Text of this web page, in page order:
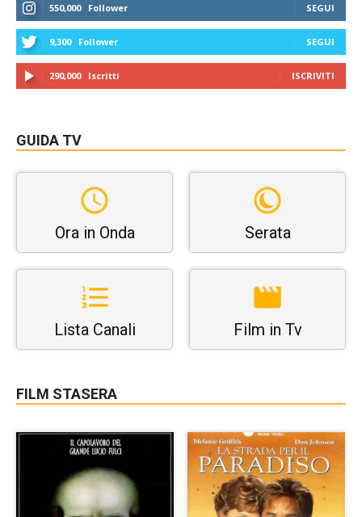
550,000 Follower SEGUI
9,300 Follower SEGUI
290,000 Iscritti ISCRIVITI
GUIDA TV
Ora in Onda Serata
Lista Canali Film in Tv
FILM STASERA